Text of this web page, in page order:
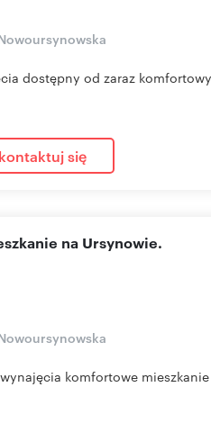
dostępny od zaraz
się
na Ursynowie.
wynajęcia komfortowe